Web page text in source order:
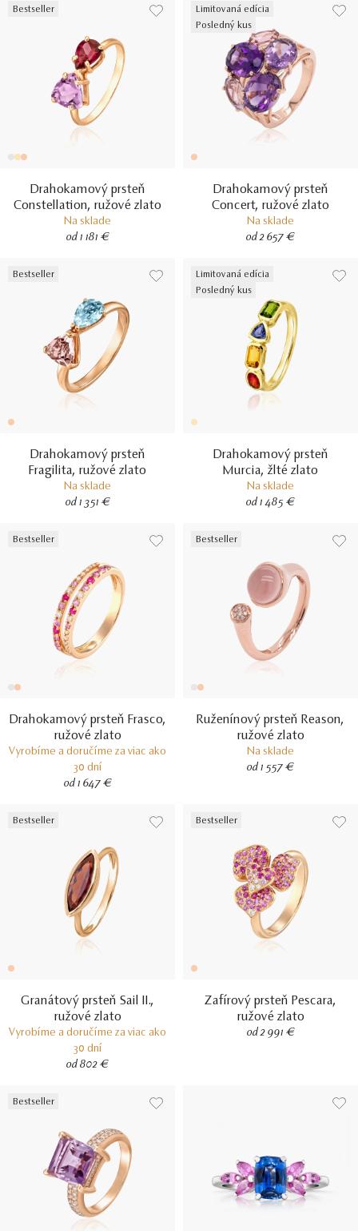
Bestseller
Drahokamový prsteň
Constellation, ružové zlato
Na sklade
od 1 181 €
Limitovaná edícia
Posledný kus
Drahokamový prsteň
Concert, ružové zlato
Na sklade
od 2 657 €
Bestseller
Drahokamový prsteň
Fragilita, ružové zlato
Na sklade
od 1 351 €
Limitovaná edícia
Posledný kus
Drahokamový prsteň
Murcia, žlté zlato
Na sklade
od 1 485 €
Bestseller
Drahokamový prsteň Frasco,
ružové zlato
Vyrobíme a doručíme za viac ako
30 dní
od 1 647 €
Bestseller
Ruženínový prsteň Reason,
ružové zlato
Na sklade
od 1 557 €
Bestseller
Granátový prsteň Sail II.,
ružové zlato
Vyrobíme a doručíme za viac ako
30 dní
od 802 €
Bestseller
Zafírový prsteň Pescara,
ružové zlato
od 2 991 €
Bestseller